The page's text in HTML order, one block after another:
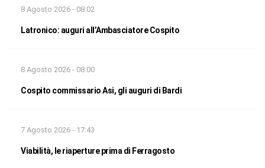
8 Agosto 2026 - 08:02
Latronico: auguri all’Ambasciatore Cospito
8 Agosto 2026 - 08:00
Cospito commissario Asi, gli auguri di Bardi
7 Agosto 2026 - 17:43
Viabilità, le riaperture prima di Ferragosto